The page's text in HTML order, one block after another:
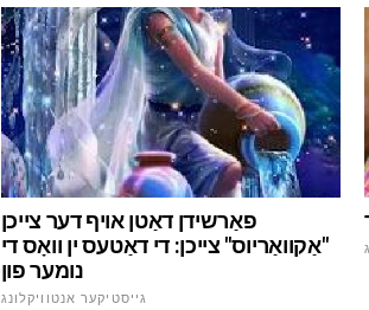
פאַרשידן דאַטן אויף דער צייכן
"אַקוואַריוס" צייכן: די דאַטעס ין וואָס די
נומער פון
גייסטיקער אנטוויקלונג